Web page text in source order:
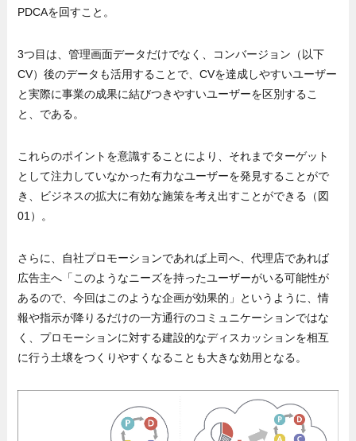
PDCAを回すこと。
3つ目は、管理画面データだけでなく、コンバージョン（以下
CV）後のデータも活用することで、CVを達成しやすいユーザー
と実際に事業の成果に結びつきやすいユーザーを区別するこ
と、である。
これらのポイントを意識することにより、それまでターゲット
として注力していなかった有力なユーザーを発見することがで
き、ビジネスの拡大に有効な施策を考え出すことができる（図
01）。
さらに、自社プロモーションであれば上司へ、代理店であれば
広告主へ「このようなニーズを持ったユーザーがいる可能性が
あるので、今回はこのような企画が効果的」というように、情
報や指示が降りるだけの一方通行のコミュニケーションではな
く、プロモーションに対する建設的なディスカッションを相互
に行う土壌をつくりやすくなることも大きな効用となる。